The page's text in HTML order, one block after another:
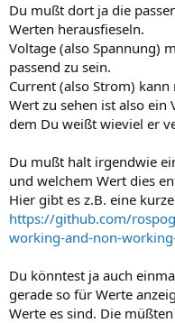
Du mußt dort ja die
Werten herausfieseln.
Voltage (also Spannung)
passend zu sein.
Current (also Strom)
Wert zu sehen ist also ein
dem Du weißt wieviel er
Du mußt halt irgendwie
und welchem Wert dies
Hier gibt es z.B. eine
https://github.com/
working-and-non-
Du könntest ja auch
gerade so für Werte
Werte es sind. Die